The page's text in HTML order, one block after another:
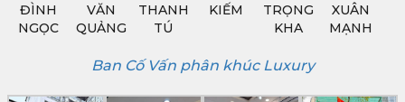
ĐÌNH
NGỌC
VĂN
QUẢNG
THANH
TÚ
KIẾM
TRỌNG
KHA
XUÂN
MẠNH
Ban Cố Vấn phân khúc Luxury